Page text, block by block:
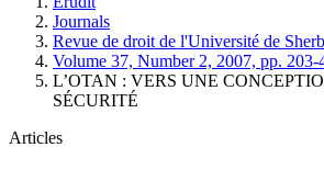
Journals
Revue de droit de l'Université de
Volume 37, Number 2, 2007, pp. 203-
L’OTAN : VERS UNE
SÉCURITÉ
Articles